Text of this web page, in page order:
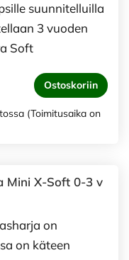
suunnitelluilla
3 vuoden
Soft
Ostoskoriin
(Toimitusaika on
Mini X-Soft 0-3 v
on
on käteen